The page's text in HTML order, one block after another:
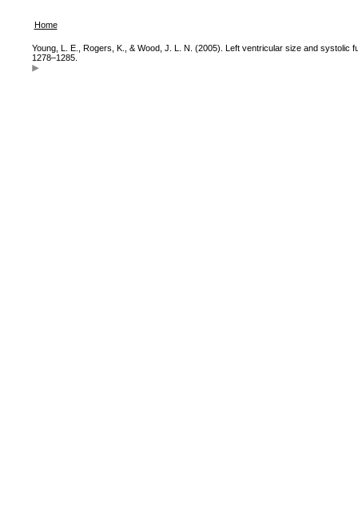
Home
Young, L. E., Rogers, K., & Wood, J. L. N. (2005). Left ventricular size and
1278–1285.